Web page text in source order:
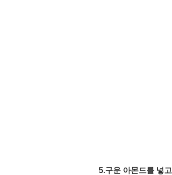
5.구운 아몬드를 넣